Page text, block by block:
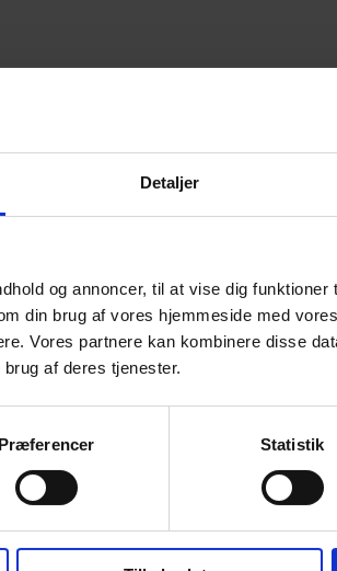
Detaljer
og annoncer, til at vise dig
din brug af vores hjemmeside med
Vores partnere kan kombinere disse
af deres tjenester.
Præferencer Statistik
Lad os hjælpe dig
os i dag og book et uforpligtende